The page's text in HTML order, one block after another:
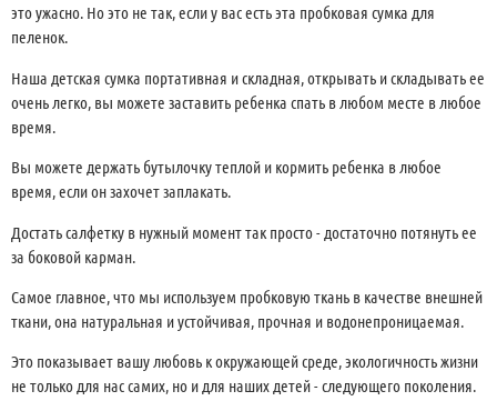
это ужасно. Но это не так, если у вас есть эта пробковая сумка для
пеленок.
Наша детская сумка портативная и складная, открывать и складывать ее
очень легко, вы можете заставить ребенка спать в любом месте в любое
время.
Вы можете держать бутылочку теплой и кормить ребенка в любое
время, если он захочет заплакать.
Достать салфетку в нужный момент так просто - достаточно потянуть ее
за боковой карман.
Самое главное, что мы используем пробковую ткань в качестве внешней
ткани, она натуральная и устойчивая, прочная и водонепроницаемая.
Это показывает вашу любовь к окружающей среде, экологичность жизни
не только для нас самих, но и для наших детей - следующего поколения.